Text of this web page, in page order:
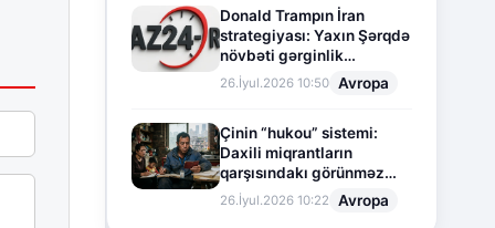
Donald Trampın İran
strategiyası: Yaxın Şərqdə
növbəti gərginlik
mərhələsi
26.İyul.2026 10:50 Avropa
Çinin “hukou” sistemi:
Daxili miqrantların
qarşısındakı görünməz
sədd
26.İyul.2026 10:22 Avropa